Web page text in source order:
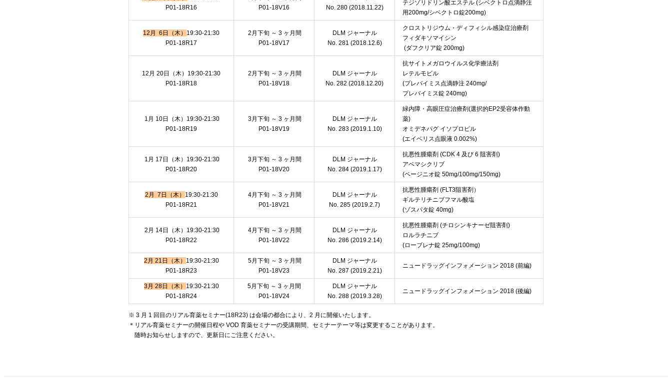
P01-18R16
P01-18V16
No. 280 (2018.11.22)
テジゾリドリン酸エステル (シベクトロ点滴静注
用200mg/シベクトロ錠200mg)
12月 6日（木） 19:30-21:30
P01-18R17
2月下旬 ～ 3 ヶ月間
P01-18V17
DLM ジャーナル
No. 281 (2018.12.6)
クロストリジウム・ディフィシル感染症治療剤
フィダキソマイシン
(ダフクリア錠 200mg)
12月 20日（木）19:30-21:30
P01-18R18
2月下旬 ～ 3 ヶ月間
P01-18V18
DLM ジャーナル
No. 282 (2018.12.20)
抗サイトメガロウイルス化学療法剤
レテルモビル
(プレバイミス点滴静注 240mg/
プレバイミス錠 240mg)
1月 10日（木）19:30-21:30
P01-18R19
3月下旬 ～ 3 ヶ月間
P01-18V19
DLM ジャーナル
No. 283 (2019.1.10)
緑内障・高眼圧症治療剤(選択的EP2受容体作動
薬)
オミデネパグ イソプロピル
(エイベリス点眼液 0.002%)
1月 17日（木）19:30-21:30
P01-18R20
3月下旬 ～ 3 ヶ月間
P01-18V20
DLM ジャーナル
No. 284 (2019.1.17)
抗悪性腫瘍剤 (CDK 4 及び 6 阻害剤)
アベマシクリブ
(ベージニオ錠 50mg/100mg/150mg)
2月 7日（木） 19:30-21:30
P01-18R21
4月下旬 ～ 3 ヶ月間
P01-18V21
DLM ジャーナル
No. 285 (2019.2.7)
抗悪性腫瘍剤 (FLT3阻害剤）
ギルテリチニブフマル酸塩
(ゾスパタ錠 40mg)
2月 14日（木）19:30-21:30
P01-18R22
4月下旬 ～ 3 ヶ月間
P01-18V22
DLM ジャーナル
No. 286 (2019.2.14)
抗悪性腫瘍剤 (チロシンキナーゼ阻害剤)
ロルラチニブ
(ローブレナ錠 25mg/100mg)
2月 21日（木） 19:30-21:30
P01-18R23
5月下旬 ～ 3 ヶ月間
P01-18V23
DLM ジャーナル
No. 287 (2019.2.21)
ニュードラッグインフォメーション 2018 (前編)
3月 28日（木） 19:30-21:30
P01-18R24
5月下旬 ～ 3 ヶ月間
P01-18V24
DLM ジャーナル
No. 288 (2019.3.28)
ニュードラッグインフォメーション 2018 (後編)
※ 3 月 1 回目のリアル育薬セミナー(18R23) は会場の都合により、2 月に開催いたします。
＊リアル育薬セミナーの開催日程や VOD 育薬セミナーの受講期間、セミナーテーマ等は変更することがあります。
随時お知らせしますので、更新日にご注意ください。